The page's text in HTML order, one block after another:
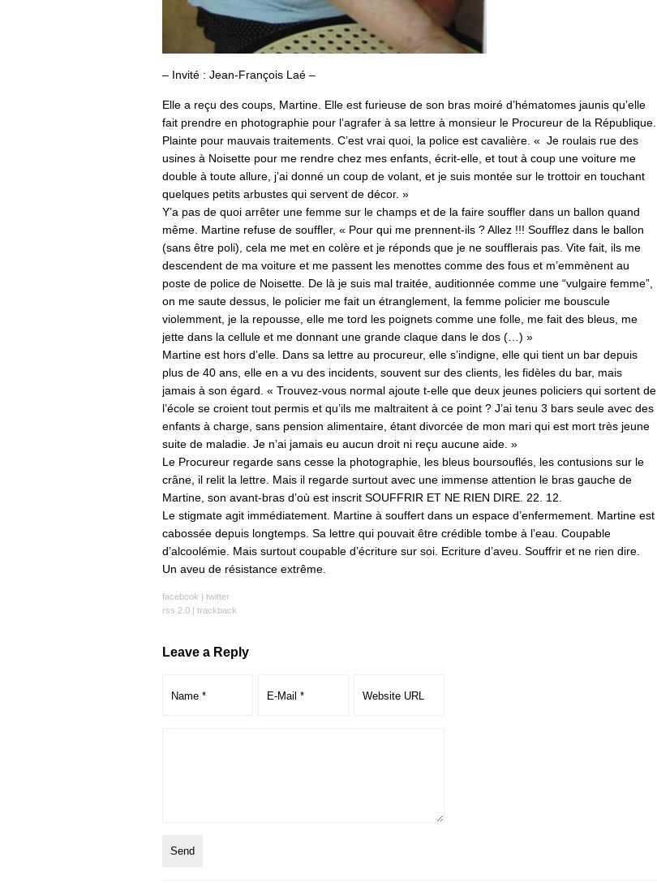
– Invité : Jean-François Laé –
Elle a reçu des coups, Martine. Elle est furieuse de son bras moiré d’hématomes jaunis qu’elle
fait prendre en photographie pour l’agrafer à sa lettre à monsieur le Procureur de la République.
Plainte pour mauvais traitements. C’est vrai quoi, la police est cavalière. « Je roulais rue des
usines à Noisette pour me rendre chez mes enfants, écrit-elle, et tout à coup une voiture me
double à toute allure, j’ai donné un coup de volant, et je suis montée sur le trottoir en touchant
quelques petits arbustes qui servent de décor. »
Y’a pas de quoi arrêter une femme sur le champs et de la faire souffler dans un ballon quand
même. Martine refuse de souffler, « Pour qui me prennent-ils ? Allez !!! Soufflez dans le ballon
(sans être poli), cela me met en colère et je réponds que je ne soufflerais pas. Vite fait, ils me
descendent de ma voiture et me passent les menottes comme des fous et m’emmènent au
poste de police de Noisette. De là je suis mal traitée, auditionnée comme une “vulgaire femme”,
on me saute dessus, le policier me fait un étranglement, la femme policier me bouscule
violemment, je la repousse, elle me tord les poignets comme une folle, me fait des bleus, me
jette dans la cellule et me donnant une grande claque dans le dos (…) »
Martine est hors d’elle. Dans sa lettre au procureur, elle s’indigne, elle qui tient un bar depuis
plus de 40 ans, elle en a vu des incidents, souvent sur des clients, les fidèles du bar, mais
jamais à son égard. « Trouvez-vous normal ajoute t-elle que deux jeunes policiers qui sortent de
l’école se croient tout permis et qu’ils me maltraitent à ce point ? J’ai tenu 3 bars seule avec des
enfants à charge, sans pension alimentaire, étant divorcée de mon mari qui est mort très jeune
suite de maladie. Je n’ai jamais eu aucun droit ni reçu aucune aide. »
Le Procureur regarde sans cesse la photographie, les bleus boursouflés, les contusions sur le
crâne, il relit la lettre. Mais il regarde surtout avec une immense attention le bras gauche de
Martine, son avant-bras d’où est inscrit SOUFFRIR ET NE RIEN DIRE. 22. 12.
Le stigmate agit immédiatement. Martine à souffert dans un espace d’enfermement. Martine est
cabossée depuis longtemps. Sa lettre qui pouvait être crédible tombe à l’eau. Coupable
d’alcoolémie. Mais surtout coupable d’écriture sur soi. Ecriture d’aveu. Souffrir et ne rien dire.
Un aveu de résistance extrême.
facebook | twitter
rss 2.0| trackback
Leave a Reply